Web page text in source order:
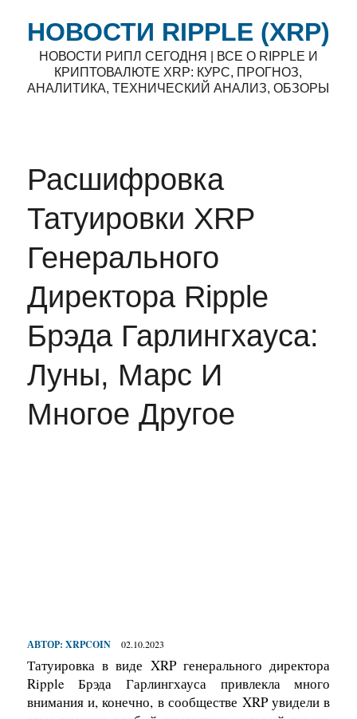
НОВОСТИ RIPPLE (XRP)
НОВОСТИ РИПЛ СЕГОДНЯ | ВСЕ О RIPPLE И
КРИПТОВАЛЮТЕ XRP: КУРС, ПРОГНОЗ,
АНАЛИТИКА, ТЕХНИЧЕСКИЙ АНАЛИЗ, ОБЗОРЫ
Расшифровка
Татуировки XRP
Генерального
Директора Ripple
Брэда Гарлингхауса:
Луны, Марс И
Многое Другое
АВТОР: XRPCOIN 02.10.2023
Татуировка в виде XRP генерального директора
Ripple Брэда Гарлингхауса привлекла много
внимания и, конечно, в сообществе XRP увидели в